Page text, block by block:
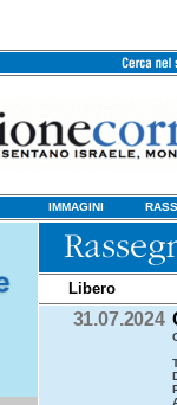
IMMAGINI
Libero
31.07.2024